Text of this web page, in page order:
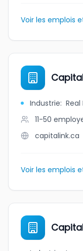
Voir les emplois
Industrie: Real
11-50
capitalink.ca
Voir les emplois